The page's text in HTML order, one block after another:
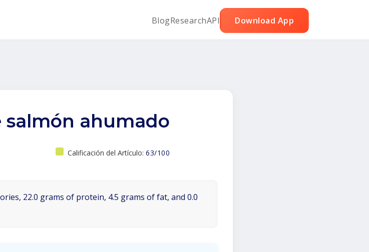
BlogResearchAPI Download App
salmón ahumado
Calificación del Artículo: 63/100
22.0 grams of protein, 4.5 grams of fat, and 0.0